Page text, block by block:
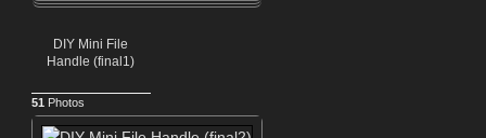
DIY Mini File
Handle (final1)
51 Photos